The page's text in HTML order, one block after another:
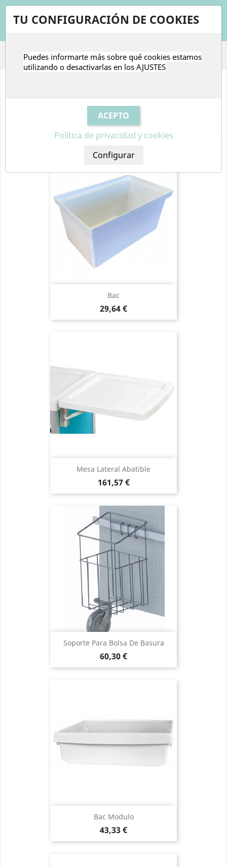
 
ACCESORIOS MEDICACIÓN
Mostrando 1-7 de 7 artículo(s)
Bac
Precio
29,64 €
Mesa Lateral Abatible
Precio
161,57 €
Soporte Para Bolsa De Basura
Precio
60,30 €
Bac Modulo
Precio
43,33 €
TU CONFIGURACIÓN DE COOKIES
Puedes informarte más sobre qué cookies estamos
utilizando o desactivarlas en los AJUSTES
Política de privacidad y cookies